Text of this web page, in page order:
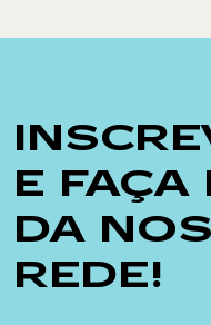
E FAÇA
DA
REDE!